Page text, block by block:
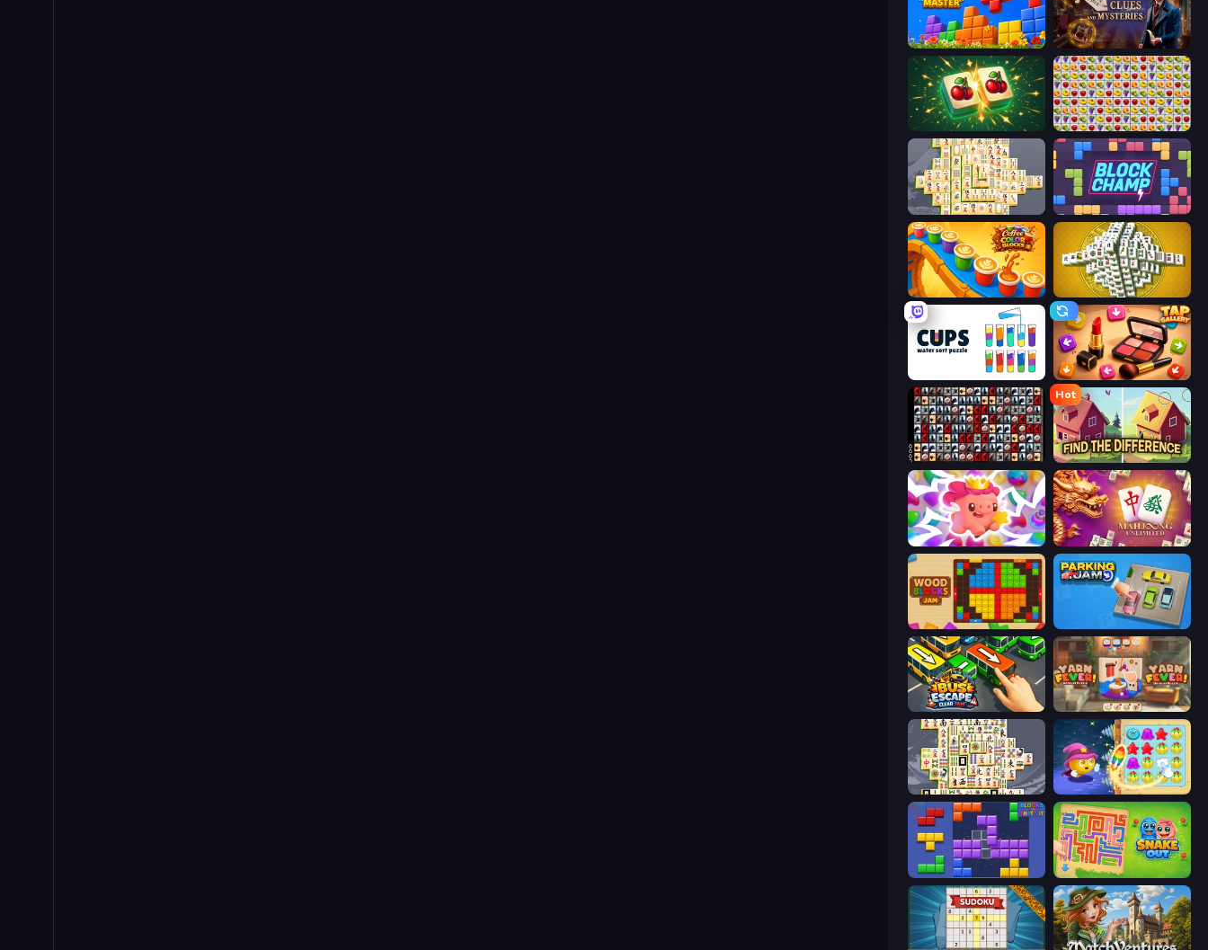
Puzzle Block Master Hidden Object: Clues and Mysteries
Mahjong Puzzle: Tile Match Same Game Fruit Collapse
Mahjong Online Block Champ
Coffee Color Blocks Mahjong Tower
Cups - Water Sort Puzzle Tap Gallery
War Mahjong
Hot
Find The Difference
Match Arena Mahjong Unlimited
Wood Blocks Jam
Bus Escape: Clear Jam Yarn Fever! Unravel Puzzle
Mahjong Titans Candy Riddles
Blocks and that’s it Snake Out: Maze Escape